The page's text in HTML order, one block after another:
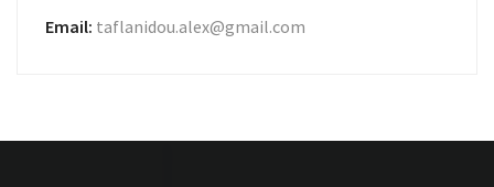
Email: taflanidou.alex@gmail.com